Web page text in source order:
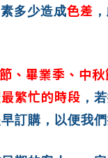
多少造成色差
、畢業季、中秋
繁忙的時段 ，
訂購，以便我們